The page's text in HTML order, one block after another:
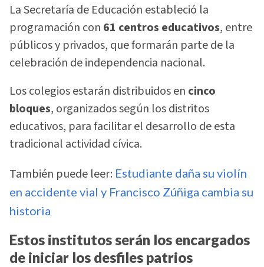
La Secretaría de Educación estableció la
programación con 61 centros educativos, entre
públicos y privados, que formarán parte de la
celebración de independencia nacional.
Los colegios estarán distribuidos en cinco
bloques, organizados según los distritos
educativos, para facilitar el desarrollo de esta
tradicional actividad cívica.
También puede leer: Estudiante daña su violín
en accidente vial y Francisco Zúñiga cambia su
historia
Estos institutos serán los encargados
de iniciar los desfiles patrios